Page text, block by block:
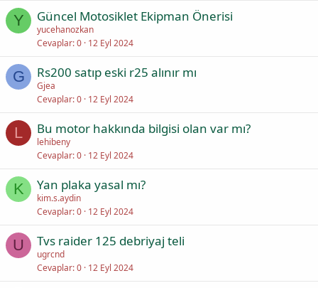
Y Güncel Motosiklet Ekipman Önerisi
yucehanozkan
Cevaplar 0 12 Eyl 2024
G Rs200 satıp eski r25 alınır mı
Gjea
Cevaplar 0 12 Eyl 2024
L Bu motor hakkında bilgisi olan var mı?
lehibeny
Cevaplar 0 12 Eyl 2024
K Yan plaka yasal mı?
kim.s.aydin
Cevaplar 0 12 Eyl 2024
U Tvs raider 125 debriyaj teli
ugrcnd
Cevaplar 0 12 Eyl 2024